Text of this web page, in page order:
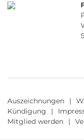
Auszeichnungen
Kündigung
Mitglied werden